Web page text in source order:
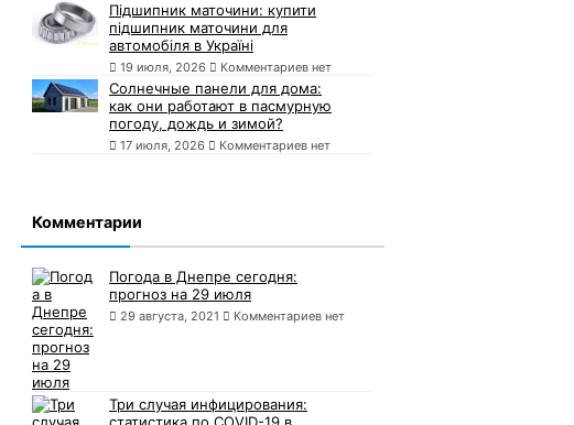
Підшипник маточини: купити
підшипник маточини для
автомобіля в Україні
19 июля, 2026 Комментариев нет
Солнечные панели для дома:
как они работают в пасмурную
погоду, дождь и зимой?
17 июля, 2026 Комментариев нет
Комментарии
Погода в Днепре сегодня:
прогноз на 29 июля
29 августа, 2021 Комментариев нет
Три случая инфицирования: